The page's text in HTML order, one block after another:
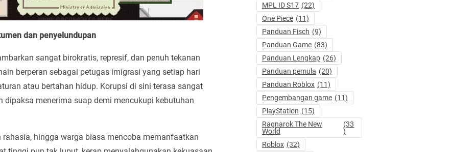
dan penyelundupan
sangat birokratis, represif, dan penuh tekanan
berperan sebagai petugas imigrasi yang setiap hari
atau bertahan hidup. Korupsi di sini terasa sangat
dipaksa menerima suap demi mencukupi kebutuhan
hingga warga biasa mencoba memanfaatkan
MPL ID S17 (22)
One Piece (11)
Panduan Fisch (9)
Panduan Game (83)
Panduan Lengkap (26)
Panduan pemula (20)
Panduan Roblox (11)
Pengembangan game (11)
PlayStation (15)
Ragnarok The New
World
(33
)
Roblox (32)